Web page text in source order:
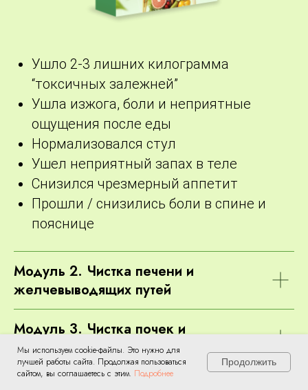
Ушло 2-3 лишних килограмма
“токсичных залежней”
Ушла изжога, боли и неприятные
ощущения после еды
Нормализовался стул
Ушел неприятный запах в теле
Снизился чрезмерный аппетит
Прошли / снизились боли в спине и
пояснице
Модуль 2. Чистка печени и
желчевыводящих путей
Модуль 3. Чистка почек и
мочевыводящей системы
После
Мы используем cookie-файлы. Это нужно для
лучшей работы сайта. Продолжая пользоваться
сайтом, вы соглашаетесь с этим. Подробнее
Продолжить